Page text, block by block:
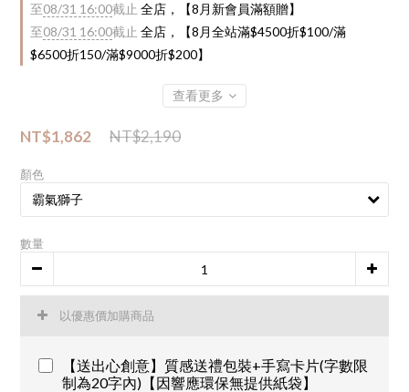
至08/31 16:00截止 全店，【8月新會員滿額贈】
至08/31 16:00截止 全店，【8月全站滿$4500折$100/滿
$6500折150/滿$9000折$200】
查看更多
NT$2,190
NT$1,862
顏色
數量
以優惠價加購商品
【送出心創意】質感送禮包裝+手寫卡片(字數限
制為20字內)【因響應環保無提供紙袋】